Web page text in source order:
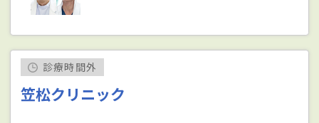
診療時間外
笠松クリニック